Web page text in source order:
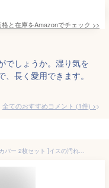
格と在庫をAmazonでチェック >>
でしょうか。湿り気を
長く愛用できます。
全てのおすすめコメント (1件) >
座椅子カバー [ NEWフィットする簡単椅子カバー 2枚セット ]イスの汚れ防止や模様替えに！座椅子カバー イスカバー ダイニング椅子カバー フィット チェアカバー 伸縮布 座面 座椅子カバー 洗える 部屋の模様替え ストレッチ 便利 グッズ 取付 簡単【送料無料】